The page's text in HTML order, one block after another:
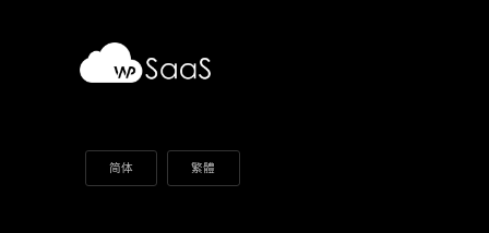
简体 繁體